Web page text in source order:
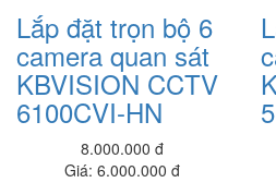
NGUỒN FAN 12
180,000 đ
Đèn pha 200w 2 khoan led (L66200/2B)
1.700.000 đ1,400,000 đ
EZVIZ_CS-HAL-LB1-LWAW
Lắp đặt trọn bộ 6
camera quan sát
Hikvision CCTV
DS-2CE16H0T-
ITPF6-HN
Giá: 8.300.000 đ